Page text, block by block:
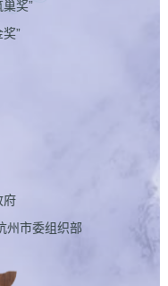
奖”
”
府
州市委组织部